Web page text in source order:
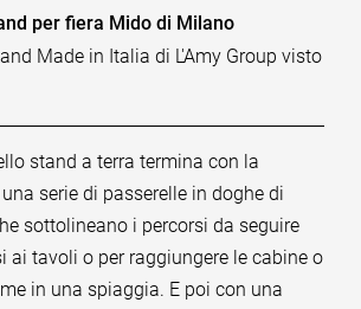
per fiera Mido di Milano
Made in Italia di L'Amy Group visto
stand a terra termina con la
serie di passerelle in doghe di
sottolineano i percorsi da seguire
ai tavoli o per raggiungere le cabine o
in una spiaggia. E poi con una